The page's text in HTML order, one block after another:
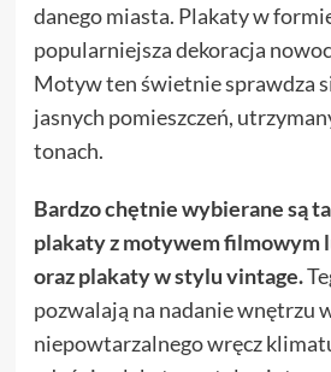
danego miasta. Plakaty w
popularniejsza dekoracja
Motyw ten świetnie sprawdza
jasnych pomieszczeń,
tonach.
Bardzo chętnie wybierane są
plakaty z motywem filmowym
oraz plakaty w stylu vintage.
pozwalają na nadanie wnętrzu
niepowtarzalnego wręcz